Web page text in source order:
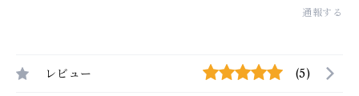
通報する
レビュー (5)